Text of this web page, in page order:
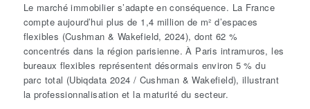
Le marché immobilier s’adapte en conséquence. La France
compte aujourd’hui plus de 1,4 million de m² d’espaces
flexibles (Cushman & Wakefield, 2024), dont 62 %
concentrés dans la région parisienne. À Paris intramuros, les
bureaux flexibles représentent désormais environ 5 % du
parc total (Ubiqdata 2024 / Cushman & Wakefield), illustrant
la professionnalisation et la maturité du secteur.